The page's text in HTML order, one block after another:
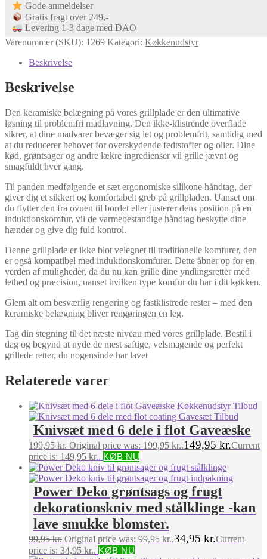
Gode anmeldelser
Gratis fragt over 249,-
Levering 1-3 dage med DAO
Varenummer (SKU): 1269 Kategori: Køkkenudstyr
Beskrivelse
Beskrivelse
Den keramiske belægning på vores grillplade er den ultimative
løsning til problemfri madlavning. Den ikke-klistrende overflade
sikrer, at dine madvarer bevæger sig let og problemfrit, samtidig med
at du reducerer behovet for overskydende fedtstoffer og olier. Dine
kød, grøntsager og andre lækre ingredienser vil grille jævnt og
smagfuldt hver gang.
Til panden medfølgende et sæt ergonomiske silikone håndtag, der
giver dig et sikkert og komfortabelt greb på grillpladen. Uanset om
du flytter den fra ovnen til bordet eller justerer dens position på en
induktionskomfur, vil de varmebestandige håndtag beskytte dine
hænder og give dig fuld kontrol.
Denne grillplade er ikke blot velegnet til traditionelle komfurer, den
er også kompatibel med induktionskomfurer. Dette åbner op for en
verden af muligheder, da du nu kan grille dine yndlingsretter med
lethed og præcision, uanset hvilken type komfur du har i dit køkken.
Glem alt om besværlig rengøring og fastklistrede rester – med den
keramiske belægning bliver rengøringen en leg.
Tag din stegning til det næste niveau med vores grillplade. Bestil i
dag og begynd at nyde de mest saftige, velsmagende og perfekt
grillede retter, du nogensinde har lavet
Relaterede varer
Knivsæt med 6 dele i flot Gaveæske
199,95kr. Original price was: 199,95 kr..149,95 kr.Current
price is: 149,95 kr.. KØB NU
Power Deko grøntsags og frugt
dekorationskniv med stålklinge -kan
lave smukke blomster.
99,95kr. Original price was: 99,95 kr..34,95 kr.Current
price is: 34,95 kr.. KØB NU